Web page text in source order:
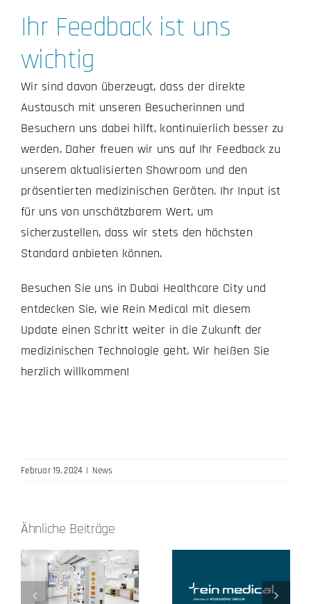
Ihr Feedback ist uns
wichtig
Wir sind davon überzeugt, dass der direkte
Austausch mit unseren Besucherinnen und
Besuchern uns dabei hilft, kontinuierlich besser zu
werden. Daher freuen wir uns auf Ihr Feedback zu
unserem aktualisierten Showroom und den
präsentierten medizinischen Geräten. Ihr Input ist
für uns von unschätzbarem Wert, um
sicherzustellen, dass wir stets den höchsten
Standard anbieten können.
Besuchen Sie uns in Dubai Healthcare City und
entdecken Sie, wie Rein Medical mit diesem
Update einen Schritt weiter in die Zukunft der
medizinischen Technologie geht. Wir heißen Sie
herzlich willkommen!
Februar 19, 2024 | News
Ähnliche Beiträge
Rein Medical